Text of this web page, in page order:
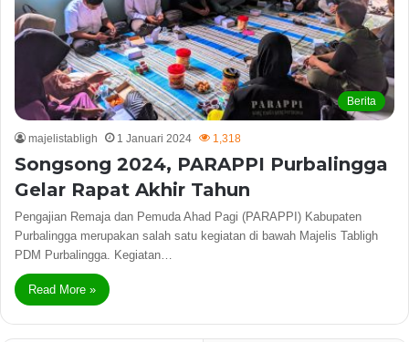
Berita
majelistabligh 1 Januari 2024 1,318
Songsong 2024, PARAPPI Purbalingga
Gelar Rapat Akhir Tahun
Pengajian Remaja dan Pemuda Ahad Pagi (PARAPPI) Kabupaten
Purbalingga merupakan salah satu kegiatan di bawah Majelis Tabligh
PDM Purbalingga. Kegiatan…
Read More »